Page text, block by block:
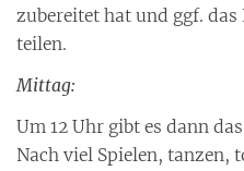
zubereitet hat und ggf. das
teilen.
Mittag:
Um 12 Uhr gibt es dann
Nach viel Spielen, tanzen,